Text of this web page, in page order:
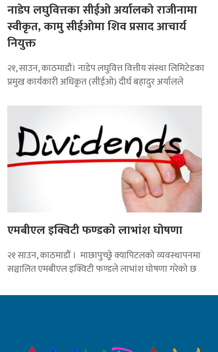
नाडेप लघुवित्तका सीईओ अर्यालको राजीनामा
स्वीकृत, कामु सीईओमा शिव प्रसाद आचार्य
नियुक्त
२१, साउन, काठमाडौं। नाडेप लघुवित्त वित्तीय संस्था लिमिटेडका
प्रमुख कार्यकारी अधिकृत (सीईओ) दीर्घ बहादुर अर्यालले
एमबीएल इक्विटी फण्डको लाभांश घोषणा
२१ साउन, काठमाडाैं । माछापुच्छ्र्रे क्यापिटलको व्यवस्थापनमा
सञ्चालित एमबीएल इक्विटी फण्डले लाभांश घोषणा गरेको छ